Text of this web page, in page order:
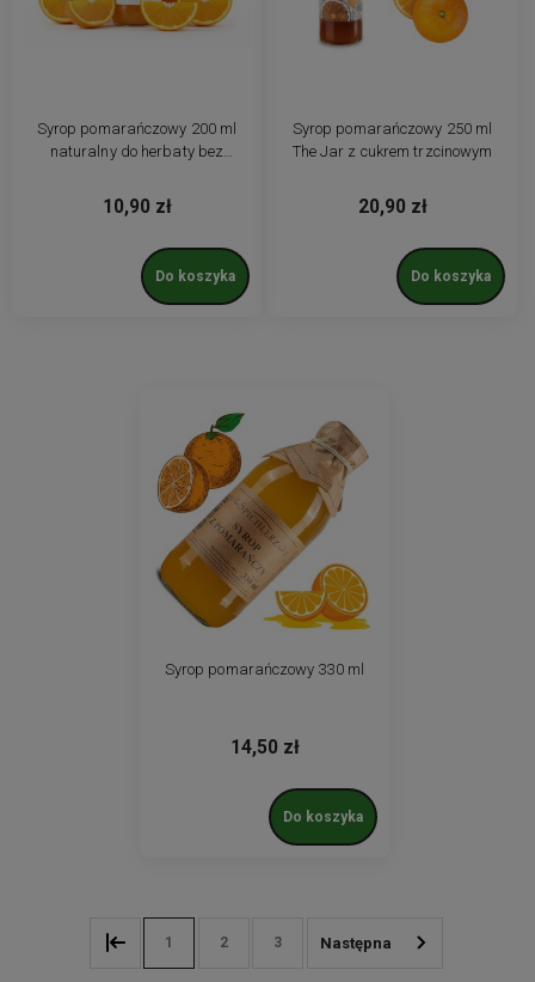
Syrop pomarańczowy 200 ml
naturalny do herbaty bez
10,90 zł
Do koszyka
Syrop pomarańczowy 250 ml
The Jar z cukrem trzcinowym
20,90 zł
Do koszyka
Syrop pomarańczowy 330 ml
14,50 zł
Do koszyka
1 2 3